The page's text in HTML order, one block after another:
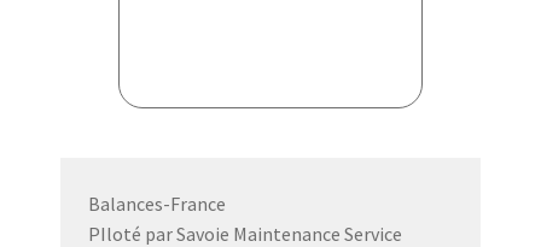
Balances-France
PIloté par Savoie Maintenance Service